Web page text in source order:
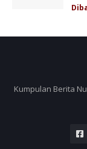
Kumpulan Berita